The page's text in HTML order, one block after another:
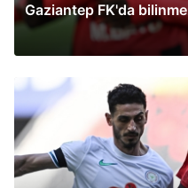
Gaziantep FK'da